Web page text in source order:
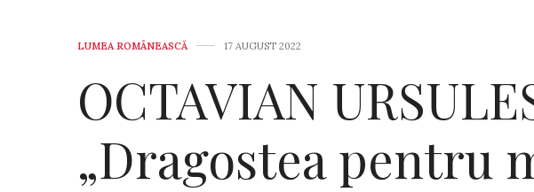
LUMEA ROMÂNEASCĂ 17 AUGUST 2022
OCTAVIAN
„Dragostea pentru